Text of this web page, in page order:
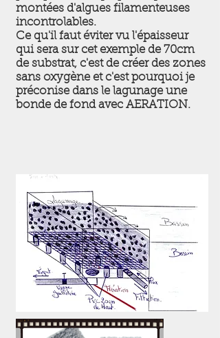
montées d'algues filamenteuses
incontrolables.
Ce qu'il faut éviter vu l'épaisseur
qui sera sur cet exemple de 70cm
de substrat, c'est de créer des zones
sans oxygène et c'est pourquoi je
préconise dans le lagunage une
bonde de fond avec AERATION.